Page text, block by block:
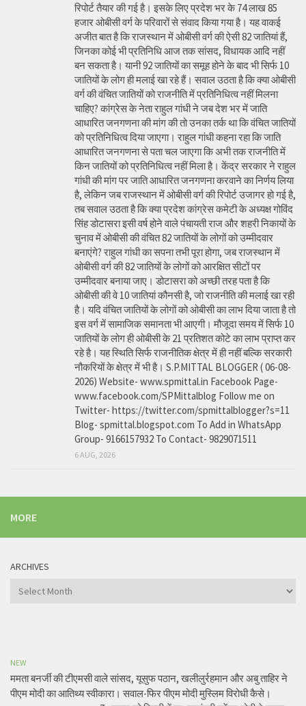
रिपोर्ट तैयार की गई है। इसके लिए प्रदेश भर के 74 लाख 85
हजार ओबीसी वर्ग के परिवारों से संवाद किया गया है। यह वाकई
अजीत बात है कि राजस्थान में ओबीसी वर्ग की ऐसी 82 जातियां हैं,
जिनका कोई भी प्रतिनिधि आज तक सांसद, विधायक आदि नहीं
बन सकता है। यानी 92 जातियों का समूह होने के बाद भी सिर्फ 10
जातियों के लोग ही मलाई खा रहे हैं। सवाल उठता है कि क्या ओबीसी
वर्ग की वंचित जातियों को राजनीति में प्रतिनिधित्व नहीं मिलना
चाहिए? कांग्रेस के नेता राहुल गांधी ने जब देश भर में जाति
आधारित जनगणना की मांग की तो उनका तर्क था कि वंचित जातियों
को प्रतिनिधित्व दिया जाएगा। राहुल गांधी कहना रहा कि जाति
आधारित जनगणना से पता चल जाएगा कि अभी तक राजनीति में
किन जातियों को प्रतिनिधित्व नहीं मिला है। केंद्र सरकार ने राहुल
गांधी की मांग पर जाति आधारित जनगणना करवाने का निर्णय लिया
है, लेकिन जब राजस्थान में ओबीसी वर्ग की रिपोर्ट उजागर हो गई है,
तब सवाल उठता है कि क्या प्रदेश कांग्रेस कमेटी के अध्यक्ष गोविंद
सिंह डोटासरा इसी वर्ष होने वाले पंचायती राज और शहरी निकायों के
चुनाव में ओबीसी की वंचित 82 जातियों के लोगों को उम्मीदवार
बनाएंगे? राहुल गांधी का सपना तभी पूरा होगा, जब राजस्थान में
ओबीसी वर्ग की 82 जातियों के लोगों को आरक्षित सीटों पर
उम्मीदवार बनाया जाए। डोटासरा को अच्छी तरह पता है कि
ओबीसी की वे 10 जातियां कौनसी है, जो राजनीति की मलाई खा रही
है। यदि वंचित जातियों के लोगों को ओबीसी का लाभ दिया जाता है तो
इस वर्ग में सामाजिक समानता भी आएगी। मौजूदा समय में सिर्फ 10
जातियों के लोग ही ओबीसी के 21 प्रतिशत कोटे का लाभ प्राप्त कर
रहे है। यह स्थिति सिर्फ राजनीतिक क्षेत्र में ही नहीं बल्कि सरकारी
नौकरियों के क्षेत्र में भी है। S.P.MITTAL BLOGGER ( 06-08-
2026) Website- www.spmittal.in Facebook Page-
www.facebook.com/SPMittalblog Follow me on
Twitter- https://twitter.com/spmittalblogger?s=11
Blog- spmittal.blogspot.com To Add in WhatsApp
Group- 9166157932 To Contact- 9829071511
6 AUG, 2026
MORE
ARCHIVES
Archives
NEW
ममता बनर्जी की टीएमसी वाले सांसद, यूसुफ पठान, खलीलुर्रहमान और अबु ताहिर ने
पीएम मोदी का आतिथ्य स्वीकारा। सवाल-फिर पीएम मोदी मुस्लिम विरोधी कैसे।